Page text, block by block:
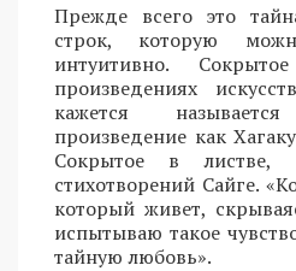
Прежде всего это
строк, которую
интуитивно.
произведениях
кажется
произведение как
Сокрытое в
стихотворений Сайге.
который живет,
испытываю такое
тайную любовь».